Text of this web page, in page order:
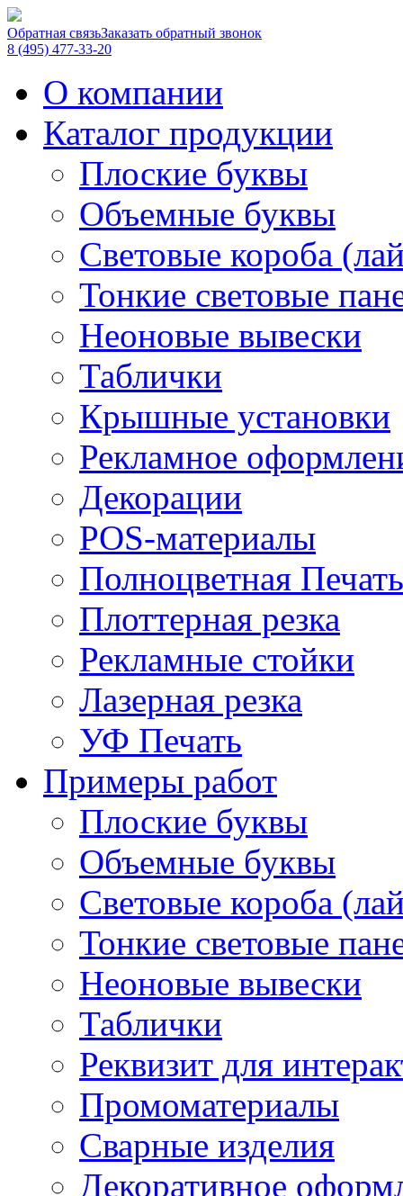
Обратная связьЗаказать обратный звонок
8 (495) 477-33-20
О компании
Каталог продукции
Плоские буквы
Объемные буквы
Световые короба
Тонкие световые
Неоновые вывески
Таблички
Крышные установки
Рекламное
Декорации
POS-материалы
Полноцветная Печать
Плоттерная резка
Рекламные стойки
Лазерная резка
УФ Печать
Примеры работ
Плоские буквы
Объемные буквы
Световые короба
Тонкие световые
Неоновые вывески
Таблички
Реквизит для
Промоматериалы
Сварные изделия
Декоративное